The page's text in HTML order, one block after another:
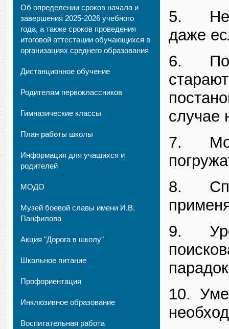
Об определении сроков начала и
завершения 2025-2026 учебного
года, а также сроков проведения
итоговой аттестации обучающихся в
организациях среднего образования
Дистанционное обучение
Родителям первоклассников
Гимназические классы
План работы школы
Информация для учащихся и
родителей
МОДО
Музей боевой славы имени И.В.
Панфилова
Акция "Дорога в школу"
Школьное питание
Профориентация
Инклюзивное образование
Воспитательная работа
5. Не
даже
6.
случае
7.
8.
9. Урок
10.